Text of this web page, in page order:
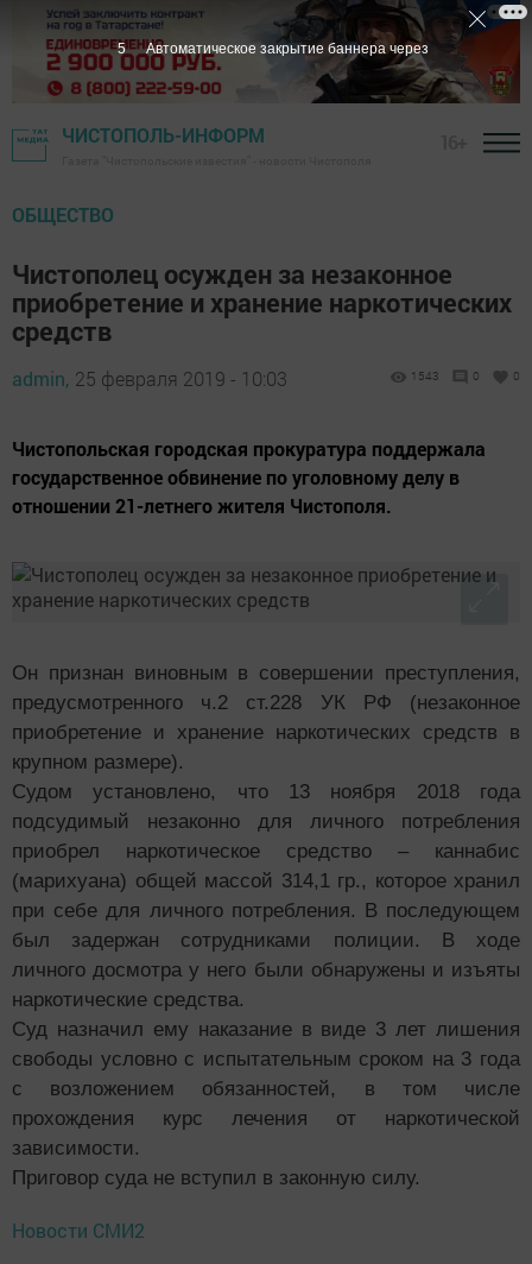
ЧИСТОПОЛЬ-ИНФОРМ
ОБЩЕСТВО
Чистополец осужден за незаконное
приобретение и хранение наркотических
средств
admin, 25 февраля 2019 - 10:03 1543 0 0
Чистопольская городская прокуратура поддержала
государственное обвинение по уголовному делу в
отношении 21-летнего жителя Чистополя.
Он признан виновным в совершении преступления,
предусмотренного ч.2 ст.228 УК РФ (незаконное
приобретение и хранение наркотических средств в
крупном размере).
Судом установлено, что 13 ноября 2018 года
подсудимый незаконно для личного потребления
приобрел наркотическое средство – каннабис
(марихуана) общей массой 314,1 гр., которое хранил
при себе для личного потребления. В последующем
был задержан сотрудниками полиции. В ходе
личного досмотра у него были обнаружены и изъяты
наркотические средства.
Суд назначил ему наказание в виде 3 лет лишения
свободы условно с испытательным сроком на 3 года
с возложением обязанностей, в том числе
прохождения курс лечения от наркотической
зависимости.
Приговор суда не вступил в законную силу.
Новости СМИ2
4 Автоматическое закрытие баннера через